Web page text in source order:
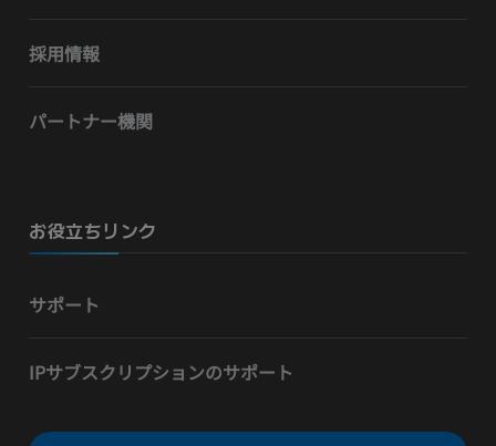
採用情報
パートナー機関
お役立ちリンク
サポート
IPサブスクリプションのサポート